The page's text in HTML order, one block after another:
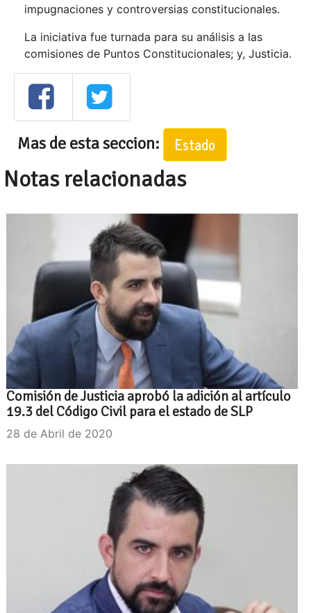
impugnaciones y controversias constitucionales.
La iniciativa fue turnada para su análisis a las
comisiones de Puntos Constitucionales; y, Justicia.
Mas de esta seccion: Estado
Notas relacionadas
Comisión de Justicia aprobó la adición al artículo
19.3 del Código Civil para el estado de SLP
28 de Abril de 2020